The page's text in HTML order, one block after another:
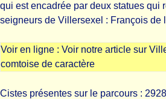
qui est encadrée par deux statues qui
seigneurs de Villersexel : François de
Voir en ligne : Voir notre article sur
comtoise de caractère
Cistes présentes sur le parcours :